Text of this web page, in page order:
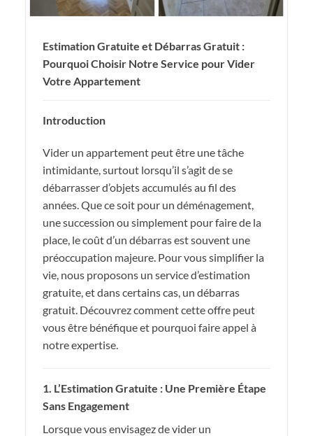
Estimation Gratuite et Débarras Gratuit :
Pourquoi Choisir Notre Service pour Vider
Votre Appartement
Introduction
Vider un appartement peut être une tâche
intimidante, surtout lorsqu’il s’agit de se
débarrasser d’objets accumulés au fil des
années. Que ce soit pour un déménagement,
une succession ou simplement pour faire de la
place, le coût d’un débarras est souvent une
préoccupation majeure. Pour vous simplifier la
vie, nous proposons un service d’estimation
gratuite, et dans certains cas, un débarras
gratuit. Découvrez comment cette offre peut
vous être bénéfique et pourquoi faire appel à
notre expertise.
1. L’Estimation Gratuite : Une Première Étape
Sans Engagement
Lorsque vous envisagez de vider un